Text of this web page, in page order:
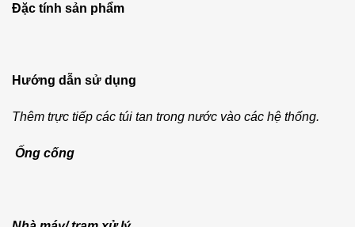
Đặc tính sản phẩm
Hướng dẫn sử dụng
Thêm trực tiếp các túi tan trong nước vào các hệ thống.
Ống cống